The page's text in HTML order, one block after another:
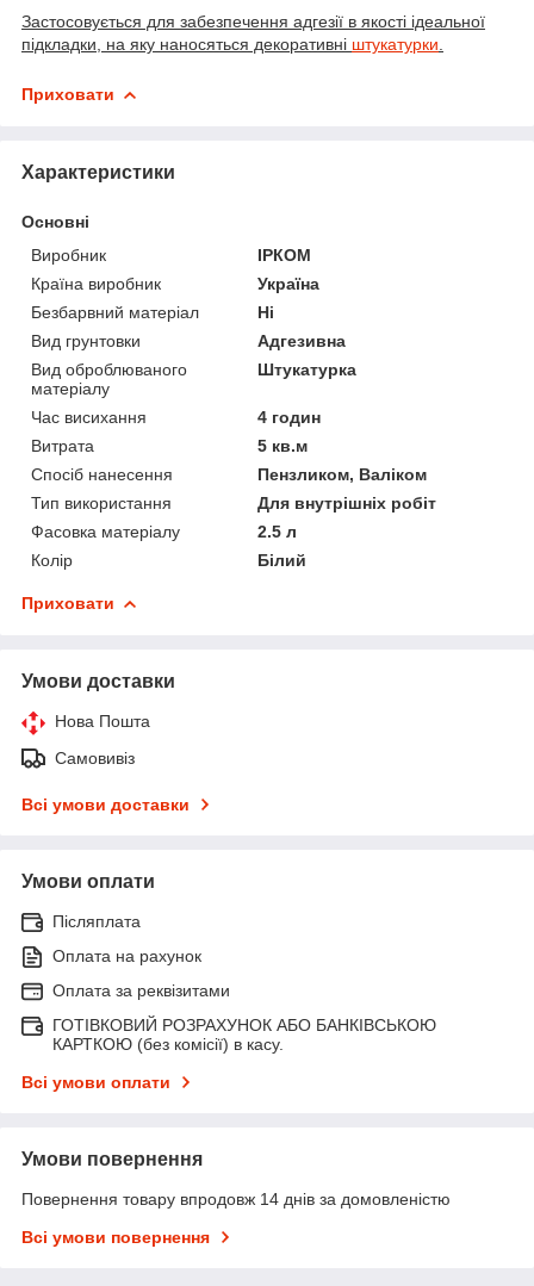
Застосовується для забезпечення адгезії в якості ідеальної
підкладки, на яку наносяться декоративні штукатурки
Приховати
Характеристики
Основні
Виробник
ІРКОМ
Країна виробник
Україна
Безбарвний матеріал
Ні
Вид грунтовки
Адгезивна
Вид оброблюваного
матеріалу
Штукатурка
Час висихання
4 годин
Витрата
5 кв.м
Спосіб нанесення
Пензликом, Валіком
Тип використання
Для внутрішніх робіт
Фасовка матеріалу
2.5 л
Колір
Білий
Приховати
Умови доставки
Нова Пошта
Самовивіз
Всі умови доставки
Умови оплати
Післяплата
Оплата на рахунок
Оплата за реквізитами
ГОТІВКОВИЙ РОЗРАХУНОК АБО БАНКІВСЬКОЮ
КАРТКОЮ (без комісії) в касу.
Всі умови оплати
Умови повернення
Повернення товару впродовж 14 днів за домовленістю
Всі умови повернення